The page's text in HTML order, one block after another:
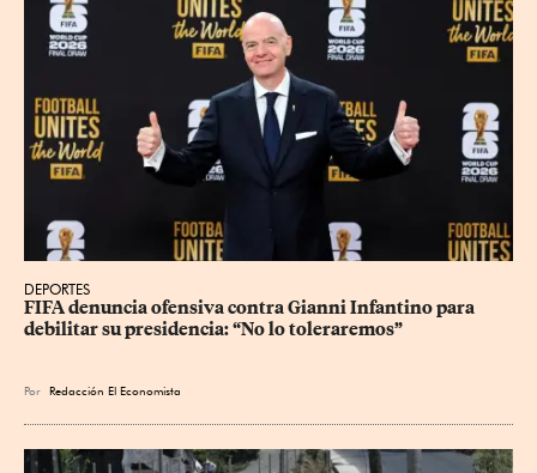
DEPORTES
FIFA denuncia ofensiva contra Gianni Infantino para
debilitar su presidencia: “No lo toleraremos”
Por Redacción El Economista